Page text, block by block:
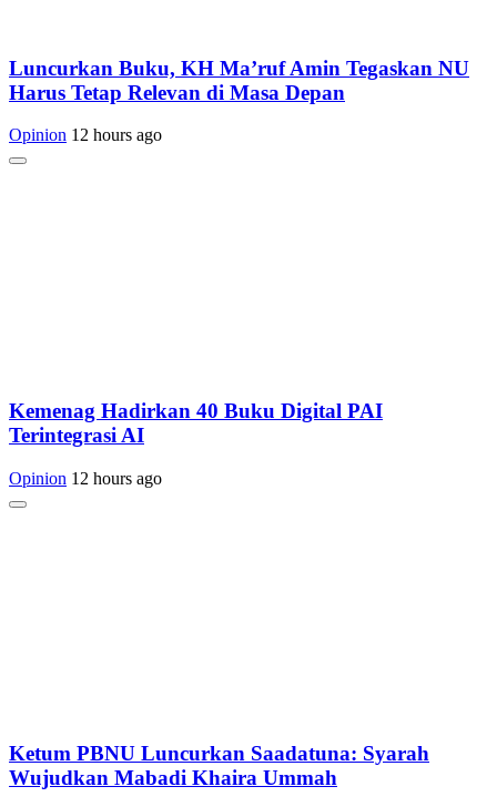
Luncurkan Buku, KH Ma’ruf Amin Tegaskan NU
Harus Tetap Relevan di Masa Depan
Opinion 12 hours ago
Kemenag Hadirkan 40 Buku Digital PAI
Terintegrasi AI
Opinion 12 hours ago
Ketum PBNU Luncurkan Saadatuna: Syarah
Wujudkan Mabadi Khaira Ummah